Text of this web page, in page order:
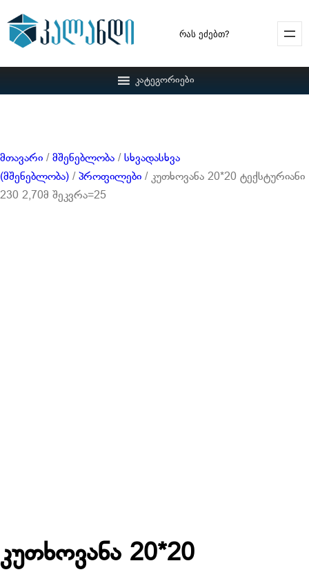
Search
კატეგორიები
მთავარი / მშენებლობა / სხვადასხვა
(მშენებლობა) / პროფილები / კუთხოვანა 20*20 ტექსტურიანი
230 2,70მ შეკვრა=25
კუთხოვანა 20*20